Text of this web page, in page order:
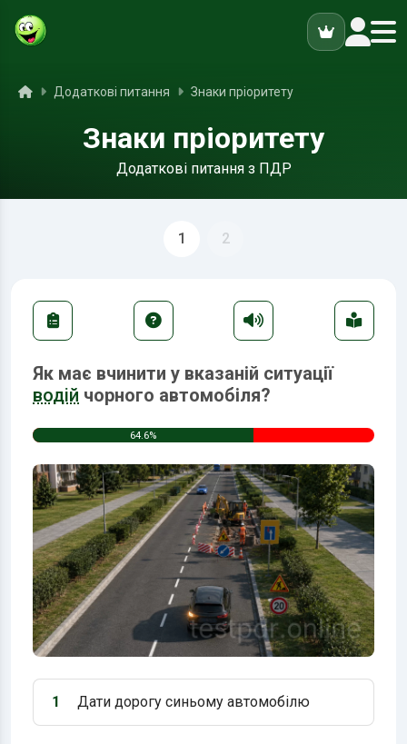
ГоловнаДодаткові питання Знаки пріоритету
Знаки пріоритету
Додаткові питання з ПДР
1 2
Як має вчинити у вказаній ситуації
водій чорного автомобіля?
64.6%
Варіант 1:
1 Дати дорогу синьому автомобілю